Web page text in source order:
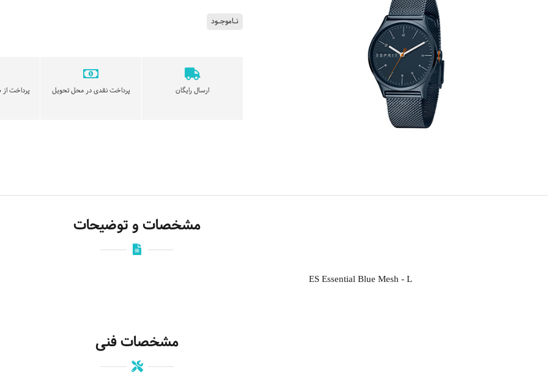
نـاموجـود
ارسال رایگان پرداخت نقدی در محل تحویل پرداخت از
مشخصات و توضیحات
ES Essential Blue Mesh - L
مشخصات فنی